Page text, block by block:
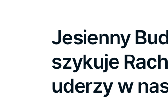
Jesienny
szykuje
uderzy w